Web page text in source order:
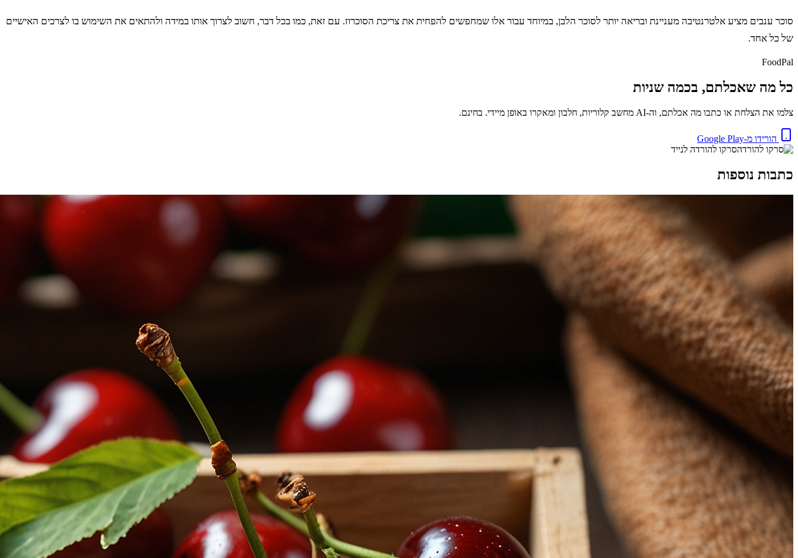
סוכר ענבים מציע אלטרנטיבה מעניינת ובריאה יותר לסוכר הלבן, במיוחד עבור אלו שמחפשים להפחית את צריכת הסוכרוז. עם זאת, כמו בכל דבר, חשוב לצרוך אותו במידה ולהתאים את השימוש בו לצרכים האישיים
של כל אחד.
FoodPal
כל מה שאכלתם, בכמה שניות
צלמו את הצלחת או כתבו מה אכלתם, וה-AI מחשב קלוריות, חלבון ומאקרו באופן מיידי. בחינם.
הורידו מ-Google Play
סרקו להורדה לנייד
כתבות נוספות